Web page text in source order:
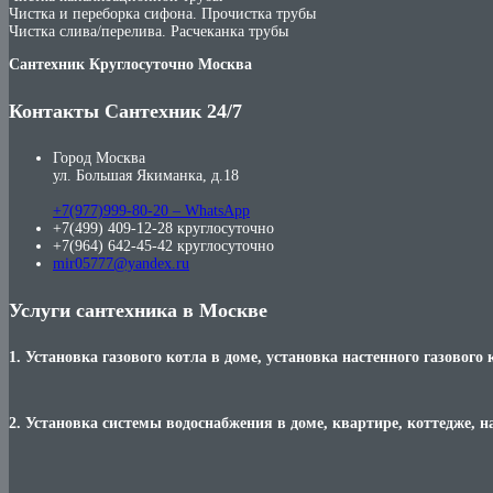
Чистка и переборка сифона. Прочистка трубы
Чистка слива/перелива. Расчеканка трубы
Сантехник Круглосуточно Москва
Контакты Сантехник 24/7
Город Москва
ул. Большая Якиманка, д.18
+7(977)999-80-20 – WhatsApp
+7(499) 409-12-28 круглосуточно
+7(964) 642-45-42 круглосуточно
mir05777@yandex.ru
Услуги сантехника в Москве
1. Установка газового котла в доме, установка настенного газового
2. Установка системы водоснабжения в доме, квартире, коттедже,